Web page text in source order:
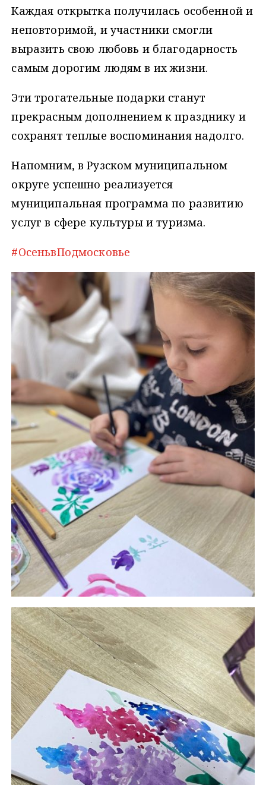
Каждая открытка получилась особенной и
неповторимой, и участники смогли
выразить свою любовь и благодарность
самым дорогим людям в их жизни.
Эти трогательные подарки станут
прекрасным дополнением к празднику и
сохранят теплые воспоминания надолго.
Напомним, в Рузском муниципальном
округе успешно реализуется
муниципальная программа по развитию
услуг в сфере культуры и туризма.
#ОсеньвПодмосковье